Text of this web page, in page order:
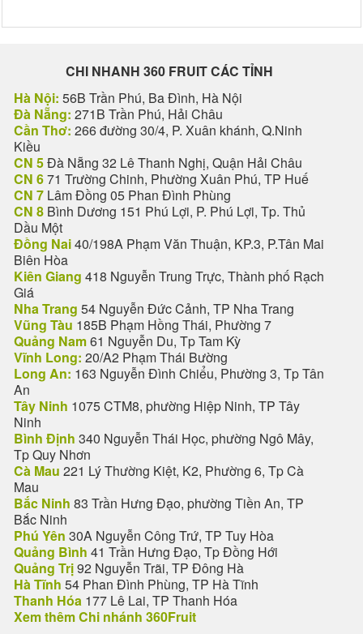
CHI NHANH 360 FRUIT CÁC TỈNH
Hà Nội: 56B Trần Phú, Ba Đình, Hà Nội
Đà Nẵng: 271B Trần Phú, Hải Châu
Cần Thơ: 266 đường 30/4, P. Xuân khánh, Q.Ninh
Kiều
CN 5Đà Nẵng 32 Lê Thanh Nghị, Quận Hải Châu
CN 671 Trường Chinh, Phường Xuân Phú, TP Huế
CN 7 Lâm Đồng 05 Phan Đình Phùng
CN 8 Bình Dương 151 Phú Lợi, P. Phú Lợi, Tp. Thủ
Dầu Một
Đồng Nai40/198A Phạm Văn Thuận, KP.3, P.Tân Mai
Biên Hòa
Kiên Giang 418 Nguyễn Trung Trực, Thành phố Rạch
Giá
Nha Trang 54 Nguyễn Đức Cảnh, TP Nha Trang
Vũng Tàu 185B Phạm Hồng Thái, Phường 7
Quảng Nam61 Nguyễn Du, Tp Tam Kỳ
Vĩnh Long: 20/A2 Phạm Thái Bường
Long An: 163 Nguyễn Đình Chiểu, Phường 3, Tp Tân
An
Tây Ninh 1075 CTM8, phường Hiệp Ninh, TP Tây
Ninh
Bình Định 340 Nguyễn Thái Học, phường Ngô Mây,
Tp Quy Nhơn
Cà Mau 221 Lý Thường Kiệt, K2, Phường 6, Tp Cà
Mau
Bắc Ninh 83 Trần Hưng Đạo, phường Tiền An, TP
Bắc Ninh
Phú Yên 30A Nguyễn Công Trứ, TP Tuy Hòa
Quảng Bình 41 Trần Hưng Đạo, Tp Đồng Hới
Quảng Trị92 Nguyễn Trãi, TP Đông Hà
Hà Tĩnh 54 Phan Đình Phùng, TP Hà Tĩnh
Thanh Hóa 177 Lê Lai, TP Thanh Hóa
Xem thêm Chi nhánh 360Fruit